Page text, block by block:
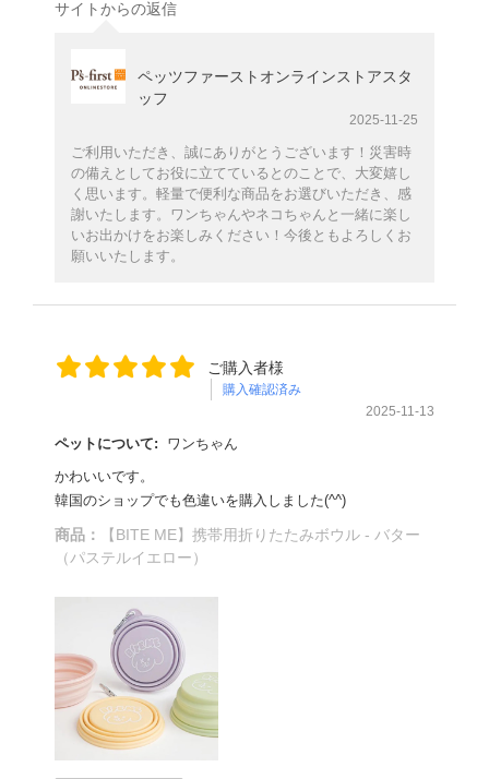
サイトからの返信
ペッツファーストオンラインストアスタ
ッフ
2025-11-25
ご利用いただき、誠にありがとうございます！災害時
の備えとしてお役に立てているとのことで、大変嬉し
く思います。軽量で便利な商品をお選びいただき、感
謝いたします。ワンちゃんやネコちゃんと一緒に楽し
いお出かけをお楽しみください！今後ともよろしくお
願いいたします。
ご購入者様
購入確認済み
2025-11-13
ペットについて:
ワンちゃん
かわいいです。
韓国のショップでも色違いを購入しました(^^)
商品：
【BITE ME】携帯用折りたたみボウル - バター
（パステルイエロー）